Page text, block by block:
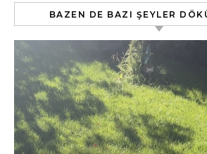
BAZEN DE BAZI ŞEYLER